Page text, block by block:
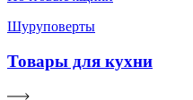
Шуруповерты
Товары для кухни